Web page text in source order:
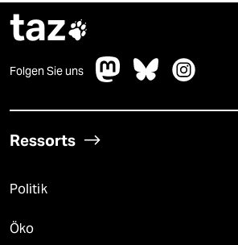
taz
Folgen Sie uns
Ressorts
Politik
Öko